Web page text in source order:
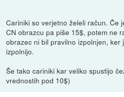
Cariniki so verjetno želeli račun. Če
CN obrazcu pa piše 15$, potem ne
obrazec ni bil pravilno izpolnjen, ker
izpolnijo.
Še tako cariniki kar veliko spustijo
vrednostih pod 10$)